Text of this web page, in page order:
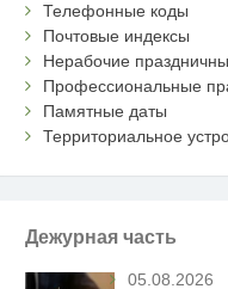
Телефонные коды
Почтовые индексы
Нерабочие
Профессиональные
Памятные даты
Территориальное
Дежурная часть
05.08.2026